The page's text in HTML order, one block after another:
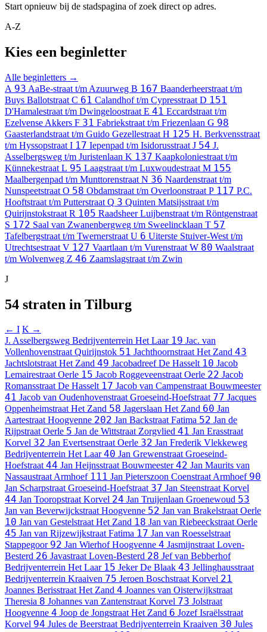
Start opnieuw bij de stadspagina of zoek direct op adres.
A-Z
Kies een beginletter
Alle beginletters →
A 93 AaBe-straat t/m Azuurweg B 167 Baanderheerstraat t/m
Buys Ballotstraat C 61 Calandhof t/m Cypresstraat D 151
D'Hamalestraat t/m Dwingeloostraat E 41 Eccardstraat t/m
Ezelvense Akkers F 31 Fabriekstraat t/m Friezenlaan G 98
Gaasterlandstraat t/m Guido Gezellestraat H 125 H. Berkvensstraat
t/m Hyssopstraat I 17 Iepenpad t/m Isidorusstraat J 54 J.
Asselbergsweg t/m Juristenlaan K 137 Kaapkoloniestraat t/m
Künnekestraat L 95 Laagstraat t/m Luxwoudestraat M 155
Maalbergenpad t/m Munttorenstraat N 36 Naardenstraat t/m
Nunspeetstraat O 58 Obdamstraat t/m Overloonstraat P 117 P.C.
Hooftstraat t/m Putterstraat Q 3 Quinten Matsijsstraat t/m
Quirijnstokstraat R 105 Raadsheer Luijbenstraat t/m Röntgenstraat
S 172 Saal van Zwanenbergweg t/m Sweelincklaan T 57
Tafelbergstraat t/m Twernerstraat U 6 Uiterste Stuiver-West t/m
Utrechtsestraat V 127 Vaartlaan t/m Vurenstraat W 80 Waalstraat
t/m Wolvenweg Z 46 Zaamslagstraat t/m Zwin
J
54 straten in Tilburg
← I K →
J. Asselbergsweg Bedrijventerrein Het Laar 19 Jac. van
Vollenhovenstraat Quirijnstok 51 Jachthoornstraat Het Zand 43
Jachtslotstraat Het Zand 49 Jacobadreef De Hasselt 10 Jacob
Lemairestraat Oerle 15 Jacob Roggeveenstraat Oerle 22 Jacob
Romansstraat De Hasselt 17 Jacob van Campenstraat Bouwmeester
41 Jacob van Oudenhovenstraat Groeseind-Hoefstraat 77 Jacques
Oppenheimstraat Het Zand 58 Jagerslaan Het Zand 60 Jan
Aartestraat Hoogvenne 202 Jan Backstraat Fatima 52 Jan de
Rijpstraat Oerle 5 Jan de Wittstraat Zorgvlied 41 Jan Erasstraat
Korvel 32 Jan Evertsenstraat Oerle 32 Jan Frederik Vlekkeweg
Bedrijventerrein Het Laar 40 Jan Grewenstraat Groeseind-
Hoefstraat 44 Jan Heijnsstraat Bouwmeester 42 Jan Maurits van
NassaustraatArmhoef 111 Jan Pieterszoon CoenstraatArmhoef 90
Jan Scharpstraat Groeseind-Hoefstraat 37 Jan Steenstraat Korvel
44 Jan Tooropstraat Korvel 24 Jan Truijenlaan Groenewoud 53
Jan van Beverwijckstraat Hoogvenne 52 Jan van Brakelstraat Oerle
10 Jan van Gestelstraat Het Zand 18 Jan van Riebeeckstraat Oerle
45 Jan van Rijzewijkstraat Fatima 17 Jan van Roesselstraat
Stappegoor 92 Jan Wierhof Hoogvenne 4 Jasmijnstraat Loven-
Besterd 26 Javastraat Loven-Besterd 28 Jef van Bebberhof
Bedrijventerrein Het Laar 15 Jeker De Blaak 43 Jellinghausstraat
Bedrijventerrein Kraaiven 75 Jeroen Boschstraat Korvel 21
Joannes Berisstraat Het Zand 4 Joannes van Oisterwijkstraat
Theresia 8 Johannes van Zantenstraat Korvel 73 Jolstraat
Hoogvenne 4 Joop de Jongstraat Het Zand 6 Jozef Israëlsstraat
Korvel 94 Jules de Beerstraat Bedrijventerrein Kraaiven 30 Jules